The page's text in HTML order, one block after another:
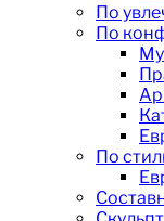
По
По
По